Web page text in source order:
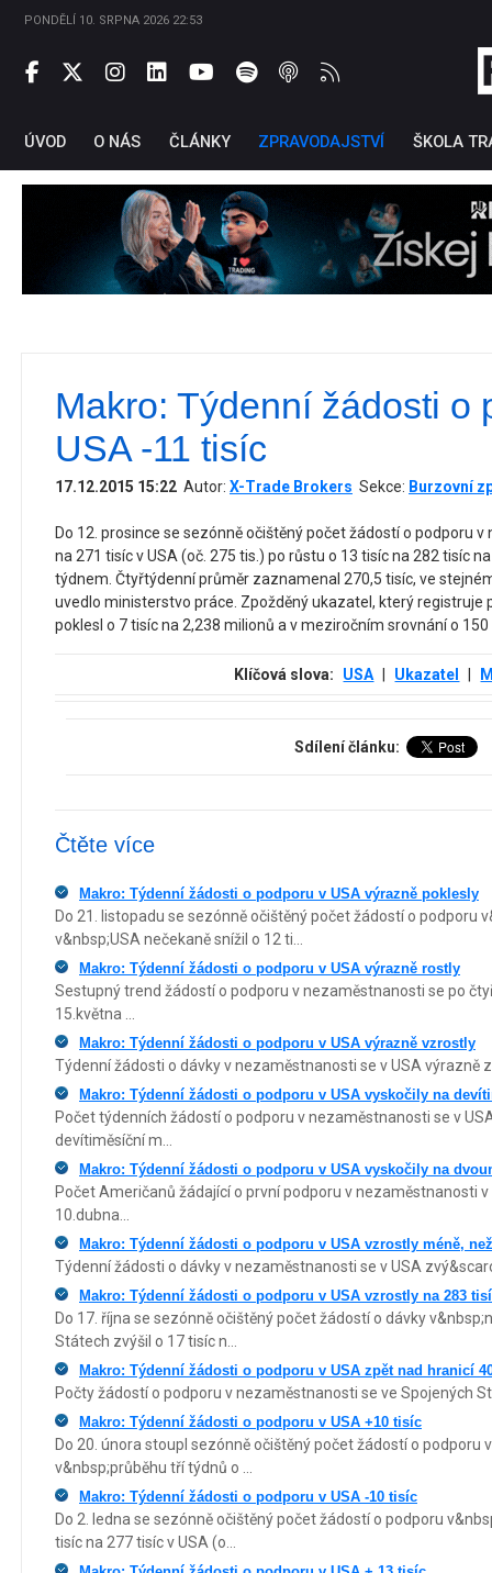
PONDĚLÍ 10. SRPNA 2026 22:53
ÚVOD O NÁS ČLÁNKY ZPRAVODAJSTVÍ ŠKOLA
Makro: Týdenní žádosti o
USA -11 tisíc
17.12.2015 15:22 Autor: X-Trade Brokers Sekce: Burzovní
Do 12. prosince se sezónně očištěný počet žádostí o podporu
na 271 tisíc v USA (oč. 275 tis.) po růstu o 13 tisíc na 282 tisíc
týdnem. Čtyřtýdenní průměr zaznamenal 270,5 tisíc, ve
uvedlo ministerstvo práce. Zpožděný ukazatel, který registruje
poklesl o 7 tisíc na 2,238 milionů a v meziročním srovnání o
Klíčová slova: USA Ukazatel
Sdílení článku:
Čtěte více
Makro: Týdenní žádosti o podporu v USA výrazně poklesly
Do 21. listopadu se sezónně očištěný počet žádostí o podporu
v&nbsp;USA nečekaně snížil o 12 ti...
Makro: Týdenní žádosti o podporu v USA výrazně rostly
Sestupný trend žádostí o podporu v nezaměstnanosti se po
15.května ...
Makro: Týdenní žádosti o podporu v USA výrazně vzrostly
Týdenní žádosti o dávky v nezaměstnanosti se v USA výrazně
Makro: Týdenní žádosti o podporu v USA vyskočily na
Počet týdenních žádostí o podporu v nezaměstnanosti se v
devítiměsíční m...
Makro: Týdenní žádosti o podporu v USA vyskočily na
Počet Američanů žádající o první podporu v nezaměstnanosti
10.dubna...
Makro: Týdenní žádosti o podporu v USA vzrostly méně,
Týdenní žádosti o dávky v nezaměstnanosti se v USA
Makro: Týdenní žádosti o podporu v USA vzrostly na 283
Do 17. října se sezónně očištěný počet žádostí o dávky
Státech zvýšil o 17 tisíc n...
Makro: Týdenní žádosti o podporu v USA zpět nad hranicí
Počty žádostí o podporu v nezaměstnanosti se ve Spojených
Makro: Týdenní žádosti o podporu v USA +10 tisíc
Do 20. února stoupl sezónně očištěný počet žádostí o
v&nbsp;průběhu tří týdnů o ...
Makro: Týdenní žádosti o podporu v USA -10 tisíc
Do 2. ledna se sezónně očištěný počet žádostí o podporu
tisíc na 277 tisíc v USA (o...